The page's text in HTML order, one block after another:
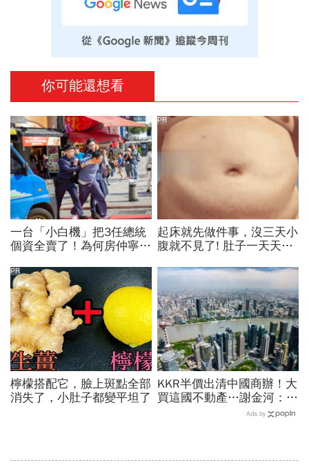
你可能還想看
一台「小白機」把3任總統
個資全賣了！為何房仲寧願
家曝名單：看你是不是A貨
起床就先做件事，沒三天小
腹就不見了! 肚子一天天變
PR
檸檬搭配它，臉上斑點全部
消失了，小肚子都變平坦了
PR
KKR半價出清中國商辦！大
買這國不動產…謝金河：中
國銀行業潛在的不良債權可
Ads by